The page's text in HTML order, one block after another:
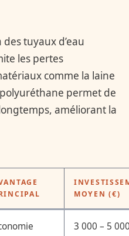
tuyaux d’eau
les pertes
comme la laine
permet de
améliorant la
MOYEN (€)
3 000 – 5